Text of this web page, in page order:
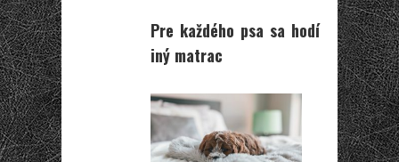
Pre každého psa sa hodí
iný matrac